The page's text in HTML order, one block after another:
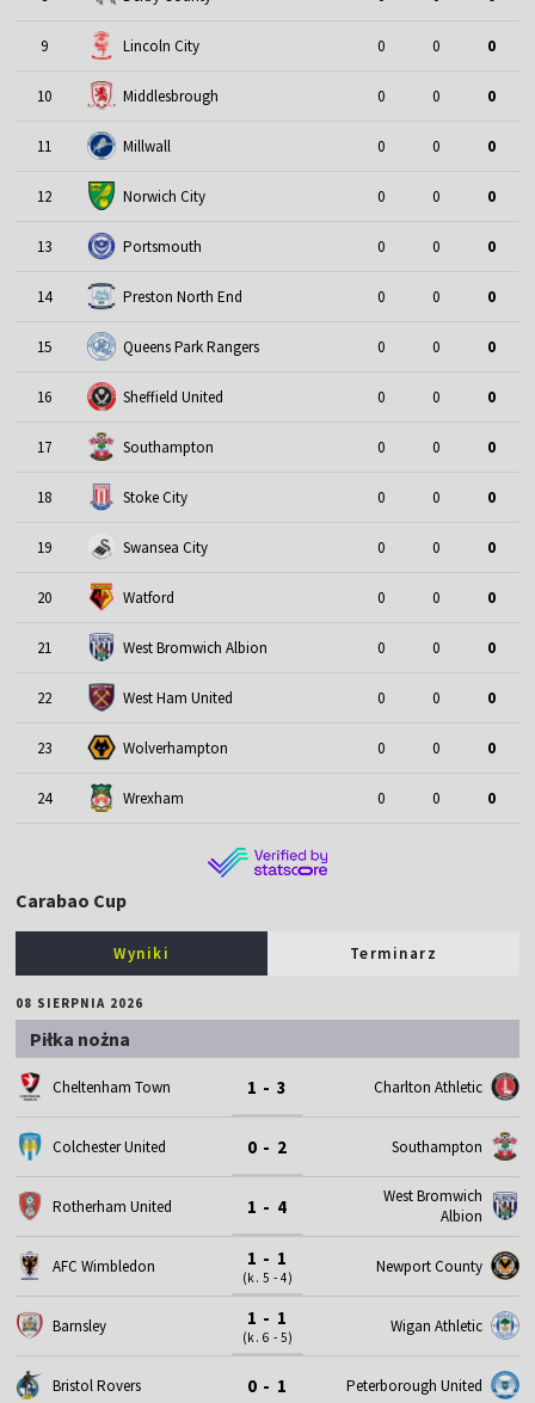
9 Lincoln City 0 0 0
10 Middlesbrough 0 0 0
11 Millwall 0 0 0
12 Norwich City 0 0 0
13 Portsmouth 0 0 0
14 Preston North End 0 0 0
15 Queens Park Rangers 0 0 0
16 Sheffield United 0 0 0
17 Southampton 0 0 0
18 Stoke City 0 0 0
19 Swansea City 0 0 0
20 Watford 0 0 0
21 West Bromwich Albion 0 0 0
22 West Ham United 0 0 0
23 Wolverhampton 0 0 0
24 Wrexham 0 0 0
Carabao Cup
Wyniki Terminarz
08 SIERPNIA 2026
Piłka nożna
Cheltenham Town 1 - 3 Charlton Athletic
Colchester United 0 - 2 Southampton
Rotherham United 1 - 4
West Bromwich
Albion
AFC Wimbledon 1 - 1
(k. 5 - 4)
Newport County
Barnsley 1 - 1
(k. 6 - 5)
Wigan Athletic
Bristol Rovers 0 - 1 Peterborough United